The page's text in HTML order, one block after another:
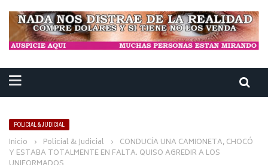
POLICIAL & JUDICIAL
Inicio › Policial & Judicial › CONDUCÍA UNA CAMIONETA, CHOCÓ
Y ESTABA TOTALMENTE EN FALTA. QUISO AGREDIR A LOS